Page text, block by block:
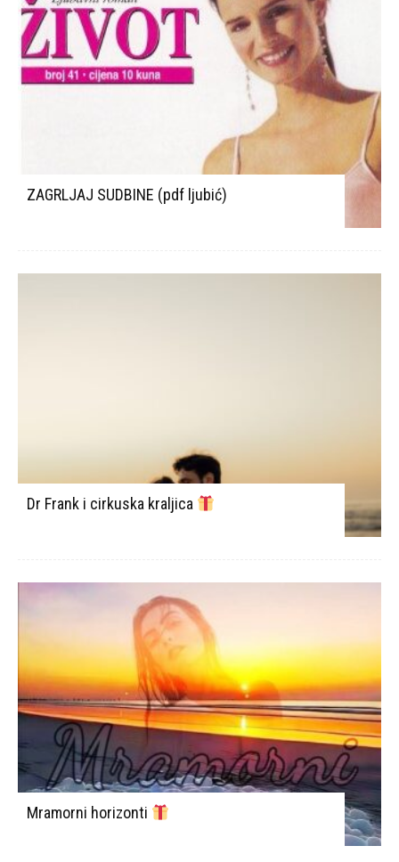
ZAGRLJAJ SUDBINE (pdf ljubić)
Dr Frank i cirkuska kraljica
Mramorni horizonti